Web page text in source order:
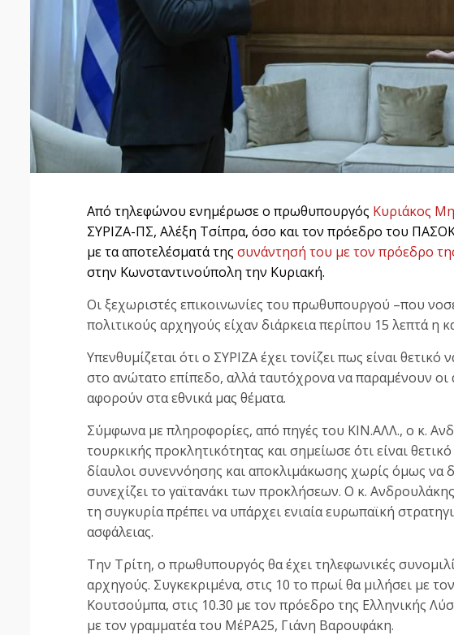
Από τηλεφώνου ενημέρωσε ο πρωθυπουργός Κυριάκος
ΣΥΡΙΖΑ-ΠΣ, Αλέξη Τσίπρα, όσο και τον πρόεδρο του
με τα αποτελέσματά της συνάντησή του με τον πρόεδρο
στην Κωνσταντινούπολη την Κυριακή.
Οι ξεχωριστές επικοινωνίες του πρωθυπουργού –που
πολιτικούς αρχηγούς είχαν διάρκεια περίπου 15 λεπτά η
Υπενθυμίζεται ότι ο ΣΥΡΙΖΑ έχει τονίζει πως είναι θετικό
στο ανώτατο επίπεδο, αλλά ταυτόχρονα να παραμένουν οι
αφορούν στα εθνικά μας θέματα.
Σύμφωνα με πληροφορίες, από πηγές του ΚΙΝ.ΑΛΛ., ο κ.
τουρκικής προκλητικότητας και σημείωσε ότι είναι
δίαυλοι συνεννόησης και αποκλιμάκωσης χωρίς όμως να
συνεχίζει το γαϊτανάκι των προκλήσεων. Ο κ.
τη συγκυρία πρέπει να υπάρχει ενιαία ευρωπαϊκή
ασφάλειας.
Την Τρίτη, ο πρωθυπουργός θα έχει τηλεφωνικές
αρχηγούς. Συγκεκριμένα, στις 10 το πρωί θα μιλήσει με
Κουτσούμπα, στις 10.30 με τον πρόεδρο της Ελληνικής
με τον γραμματέα του ΜέΡΑ25, Γιάνη Βαρουφάκη.